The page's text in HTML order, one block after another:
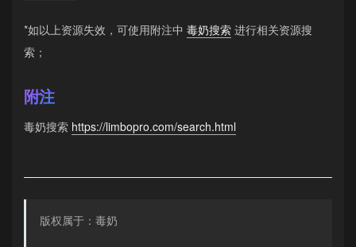
*如以上资源失效，可使用附注中 毒奶搜索 进行相关资源搜
索；
附注
毒奶搜索 https://limbopro.com/search.html
版权属于：毒奶